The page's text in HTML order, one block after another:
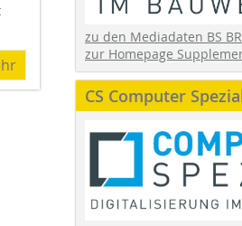
zu den Mediadaten BS
zur Homepage
CS Computer